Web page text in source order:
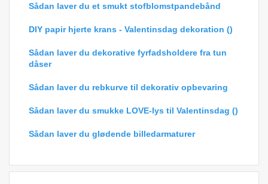
Sådan laver du et smukt stofblomstpandebånd
DIY papir hjerte krans - Valentinsdag dekoration ()
Sådan laver du dekorative fyrfadsholdere fra tun
dåser
Sådan laver du rebkurve til dekorativ opbevaring
Sådan laver du smukke LOVE-lys til Valentinsdag ()
Sådan laver du glødende billedarmaturer